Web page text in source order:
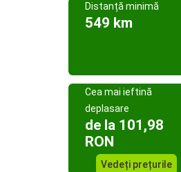
Distanță minimă
549 km
Cea mai ieftină
deplasare
de la 101,98
RON
Vedeți prețurile